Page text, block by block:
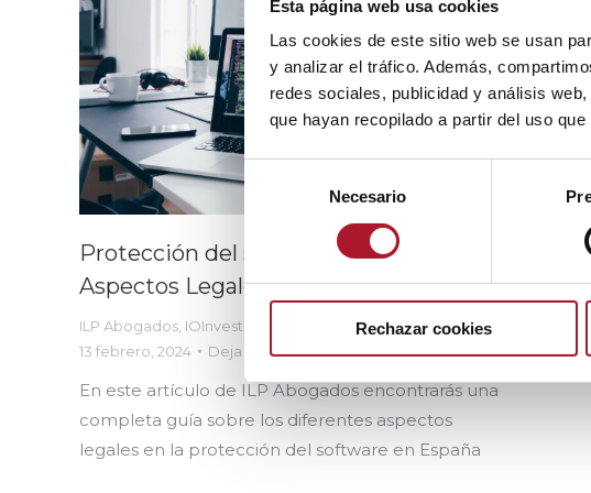
Esta página web usa cookies
Las cookies de este sitio web se usan
y analizar el tráfico. Además,
redes sociales, publicidad y análisis
que hayan recopilado a partir del uso
consentimiento
Necesario
Rechazar cookies
Protección del software en España:
Aspectos Legales y Prácticos
ILP Abogados IOInvestigación
IO investigación
13 febrero, 2024
Deja un comentario
En este artículo de ILP Abogados encontrarás una
completa guía sobre los diferentes aspectos
legales en la protección del software en España